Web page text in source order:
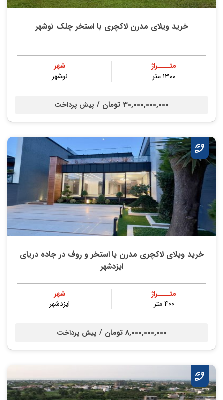
خرید ویلای مدرن لاکچری با استخر چلک نوشهر
متــــراژ
۱۳۰۰ متر
شهر
نوشهر
30,000,000,000 تومان / پیش پرداخت
خرید ویلای لاکچری مدرن یا استخر و روف در جاده دریای
ایزدشهر
متــــراژ
۴۰۰ متر
شهر
ایزدشهر
8,000,000,000 تومان / پیش پرداخت